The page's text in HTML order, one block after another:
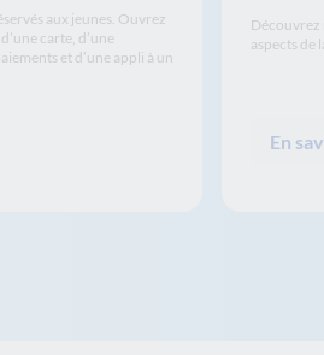
aux jeunes. Ouvrez
carte, d’une
et d’une appli à un
Découvrez
aspects de
En
de La Banque Postale
de La Banque Postale